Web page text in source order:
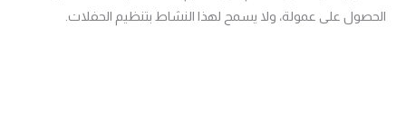
الحصول على عمولة، ولا يسمح لهذا النشاط بتنظيم الحفلات.